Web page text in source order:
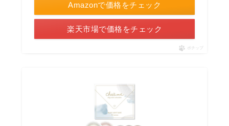
Amazonで価格をチェック
楽天市場で価格をチェック
ポチップ